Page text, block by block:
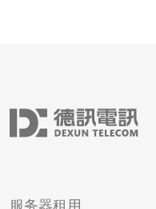
服务器租用